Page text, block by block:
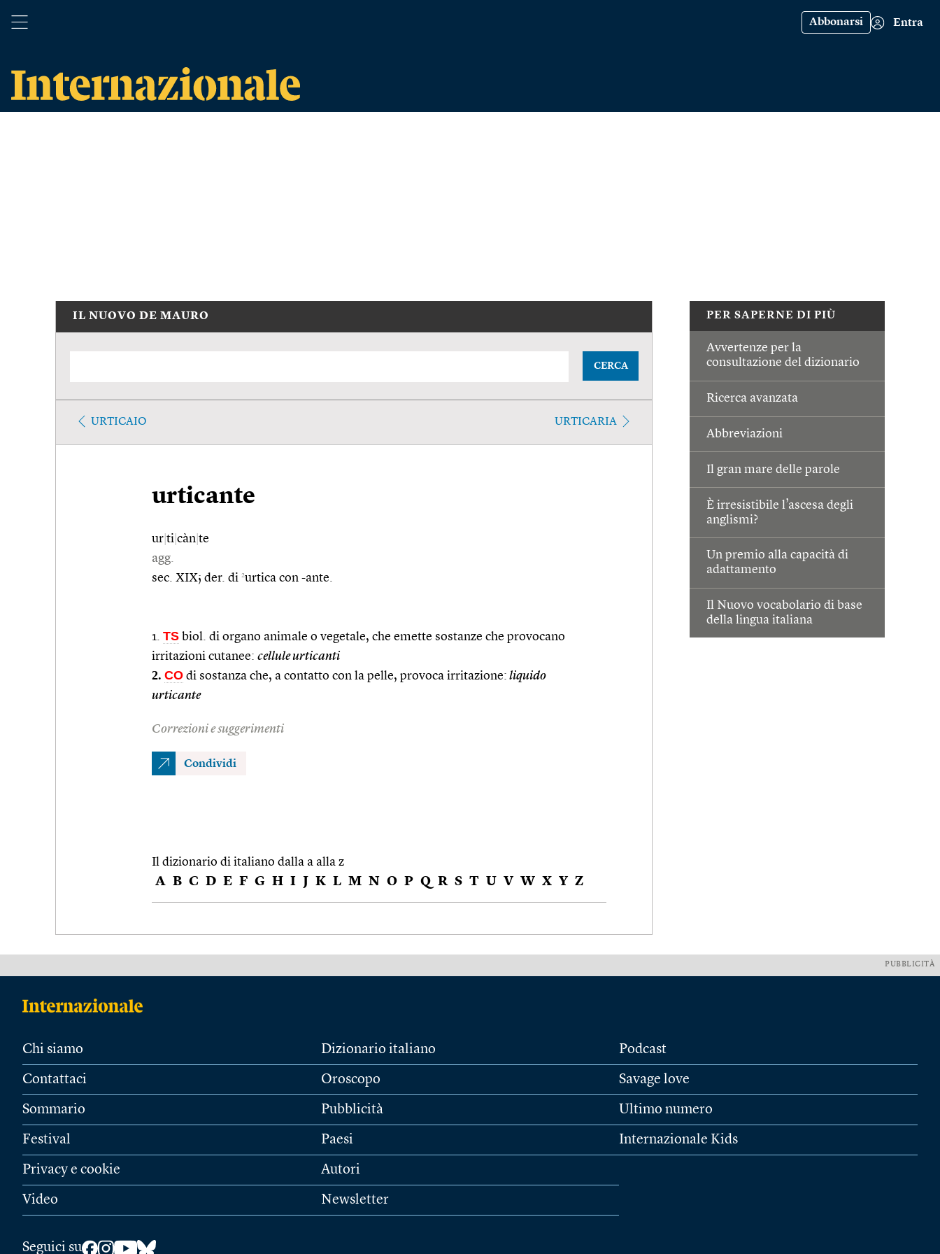
Abbonarsi Entra
PER SAPERNE DI PIÙ
Avvertenze per la
consultazione del dizionario
Ricerca avanzata
Abbreviazioni
Il gran mare delle parole
È irresistibile l’ascesa degli
anglismi?
Un premio alla capacità di
adattamento
Il Nuovo vocabolario di base
della lingua italiana
IL NUOVO DE MAURO
CERCA
URTICAIO URTICARIA
urticante
ur ti càn te
agg.
sec. XIX; der. di 2urtica con -ante.
1. TS biol. di organo animale o vegetale, che emette sostanze che provocano
irritazioni cutanee: cellule urticanti
2. CO di sostanza che, a contatto con la pelle, provoca irritazione: liquido
urticante
Correzioni e suggerimenti
Condividi
Il dizionario di italiano dalla a alla z
A B C D E F G H I J K L M N O P Q R S T U V W X Y Z
PUBBLICITÀ
Chi siamo
Contattaci
Sommario
Festival
Privacy e cookie
Video
Dizionario italiano
Oroscopo
Pubblicità
Paesi
Autori
Newsletter
Podcast
Savage love
Ultimo numero
Internazionale Kids
Seguici su